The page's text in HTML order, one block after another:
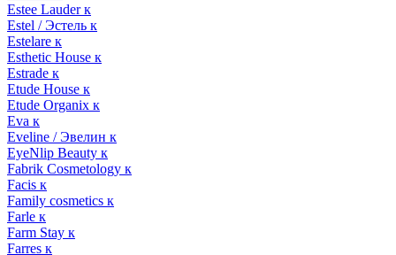
Estee Lauder к
Estel / Эстель к
Estelare к
Esthetic House к
Estrade к
Etude House к
Etude Organix к
Eva к
Eveline / Эвелин к
EyeNlip Beauty к
Fabrik Cosmetology к
Facis к
Family cosmetics к
Farle к
Farm Stay к
Farres к